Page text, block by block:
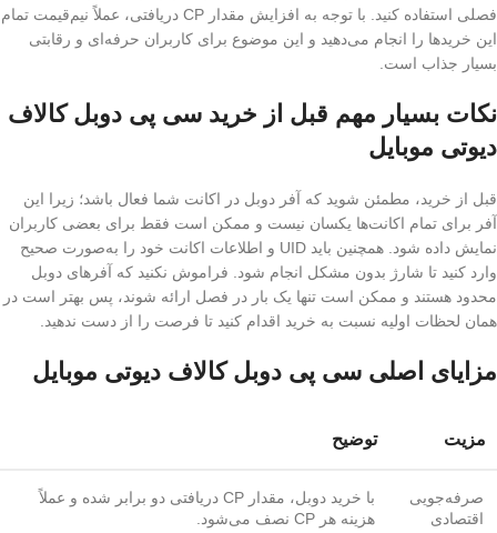
فصلی استفاده کنید. با توجه به افزایش مقدار CP دریافتی، عملاً نیم‌قیمت تمام
این خریدها را انجام می‌دهید و این موضوع برای کاربران حرفه‌ای و رقابتی
بسیار جذاب است.
نکات بسیار مهم قبل از خرید سی پی دوبل کالاف
دیوتی موبایل
قبل از خرید، مطمئن شوید که آفر دوبل در اکانت شما فعال باشد؛ زیرا این
آفر برای تمام اکانت‌ها یکسان نیست و ممکن است فقط برای بعضی کاربران
نمایش داده شود. همچنین باید UID و اطلاعات اکانت خود را به‌صورت صحیح
وارد کنید تا شارژ بدون مشکل انجام شود. فراموش نکنید که آفرهای دوبل
محدود هستند و ممکن است تنها یک بار در فصل ارائه شوند، پس بهتر است در
همان لحظات اولیه نسبت به خرید اقدام کنید تا فرصت را از دست ندهید.
مزایای اصلی سی پی دوبل کالاف دیوتی موبایل
مزیت توضیح
صرفه‌جویی
اقتصادی
با خرید دوبل، مقدار CP دریافتی دو برابر شده و عملاً
هزینه هر CP نصف می‌شود.